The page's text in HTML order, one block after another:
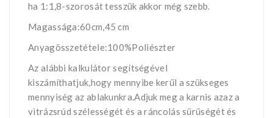
ha 1:1,8-szorosát tesszük akkor még szebb.
Magassága:60cm,45 cm
Anyagösszetétele:100%Poliészter
Az alábbi kalkulátor segítségével
kiszámíthatjuk,hogy mennyibe kerűl a szükseges
mennyiség az ablakunkra.Adjuk meg a karnis azaz a
vitrázsrúd szélességét és a ráncolás sűrűségét és